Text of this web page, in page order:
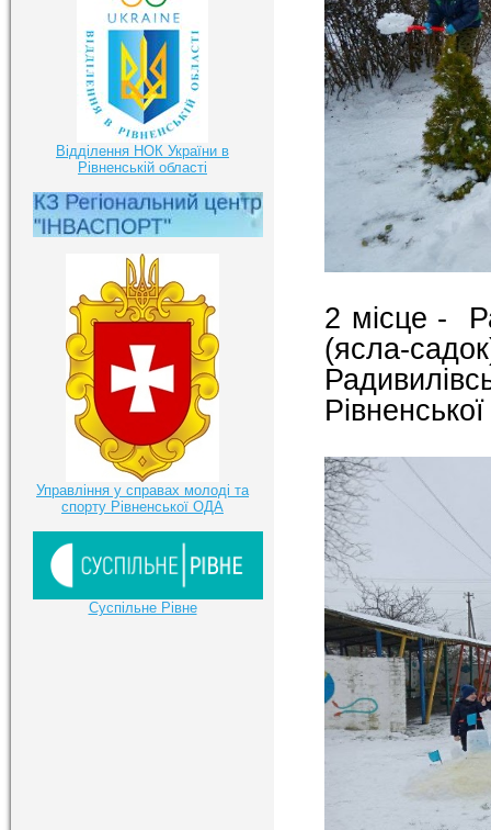
2 місце -
(ясла-
Відділення НОК України в
Рівненській області
Управління у справах молоді та
спорту Рівненської ОДА
Суспільне Рівне